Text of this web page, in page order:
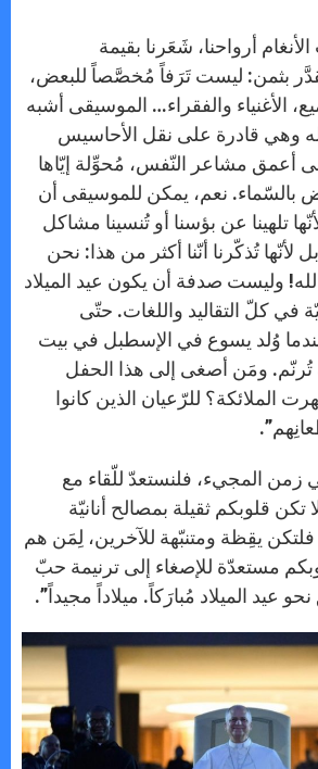
أرواحنا، شَعَرنا بقيمة
بثمن: ليست تَرَفاً مُخصَّصاً للبعض،
الأغنياء والفقراء… الموسيقى أشبه
وهي قادرة على نقل الأحاسيس
أعمق مشاعر النّفس، مُحوِّلة إيّاها
بالسّماء. نعم، يمكن للموسيقى أن
تلهينا عن بؤسنا أو تُنسينا مشاكل
لأنّها تُذكّرنا أنّنا أكثر من هذا: نحن
وليست صدفة أن يكون عيد الميلاد
في كلّ التقاليد واللغات. حتّى
عندما وُلد يسوع في الإسطبل في بيت
تُرنّم. ومَن أصغى إلى هذا الحفل
الملائكة؟ للرّعيان الذين كانوا
زمن المجيء، فلنستعدّ للّقاء مع
قلوبكم ثقيلة بمصالح أنانيّة
يقِظة ومتنبّهة للآخرين، لِمَن هم
مستعدّة للإصغاء إلى ترنيمة حبّ
عيد الميلاد مُبارَكاً. ميلاداً مجيداً”.